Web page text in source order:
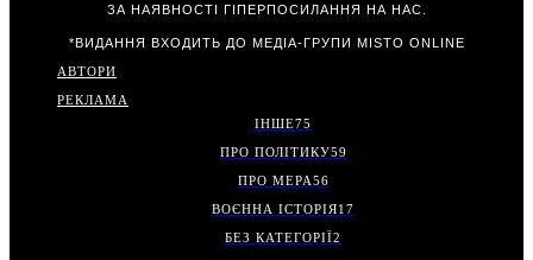
ЗА НАЯВНОСТІ ГІПЕРПОСИЛАННЯ НА НАС.
*ВИДАННЯ ВХОДИТЬ ДО МЕДІА-ГРУПИ MISTO ONLINE
АВТОРИ
РЕКЛАМА
ІНШЕ75
ПРО ПОЛІТИКУ59
ПРО МЕРА56
ВОЄННА ІСТОРІЯ17
БЕЗ КАТЕГОРІЇ2